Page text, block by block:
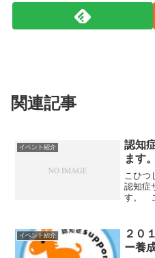
関連記事
イベント紹介
認知
ます。
こひつ
認知症
す。
ポー
方が
イベント紹介
２０
ー養